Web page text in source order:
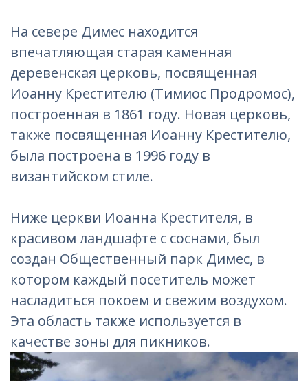
На севере Димес находится
впечатляющая старая каменная
деревенская церковь, посвященная
Иоанну Крестителю (Тимиос Продромос),
построенная в 1861 году. Новая церковь,
также посвященная Иоанну Крестителю,
была построена в 1996 году в
византийском стиле.
Ниже церкви Иоанна Крестителя, в
красивом ландшафте с соснами, был
создан Общественный парк Димес, в
котором каждый посетитель может
насладиться покоем и свежим воздухом.
Эта область также используется в
качестве зоны для пикников.